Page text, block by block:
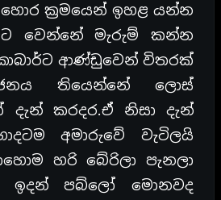
ක්‍රමයෙන් ඉහළ යන්න
වෙන්නේ මැරුම් කන්න
ආණ්ඩුවෙන් විතරක්
තියෙන්නේ ලොස්
දැන් කරදර.ඒ නිසා දැන්
අමාරුවේ වැටිලයි
හරි බේරිලා පැනලා
ඉදන් පබ්ලෝ මොනවද